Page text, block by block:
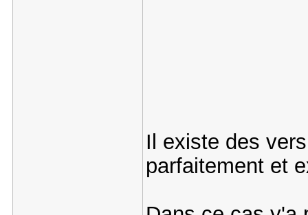
Il existe des
parfaitement et